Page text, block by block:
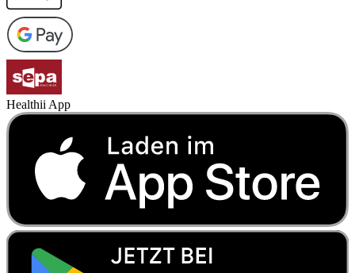
Healthii App